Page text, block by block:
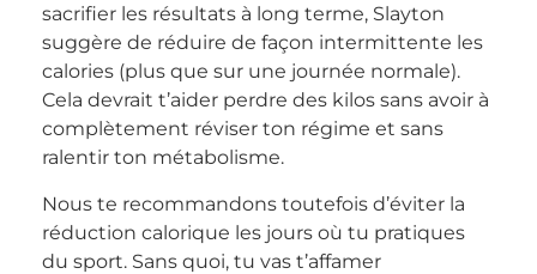
sacrifier les résultats à long terme, Slayton
suggère de réduire de façon intermittente les
calories (plus que sur une journée normale).
Cela devrait t’aider perdre des kilos sans avoir à
complètement réviser ton régime et sans
ralentir ton métabolisme.
Nous te recommandons toutefois d’éviter la
réduction calorique les jours où tu pratiques
du sport. Sans quoi, tu vas t’affamer